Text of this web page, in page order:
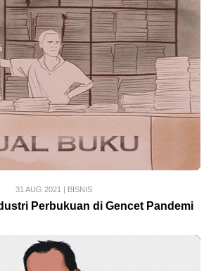
31 AUG 2021 | BISNIS
Perbukuan di Gencet Pandemi